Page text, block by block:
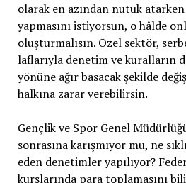
olarak en azından nutuk
yapmasını istiyorsun, o hâlde
oluşturmalısın. Özel sektör,
laflarıyla denetim ve kuralların
yönüne ağır basacak şekilde
halkına zarar verebilirsin.
Gençlik ve Spor Genel
sonrasına karışmıyor mu, ne
eden denetimler yapılıyor?
kurslarında para toplamasını